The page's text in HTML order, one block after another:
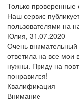
Только проверенные
Наш сервис
пользователями на
Юлия, 31.07.2020
Очень
ответила на все мои
нужны. Приду на
понравился!
Квалификация
Внимание